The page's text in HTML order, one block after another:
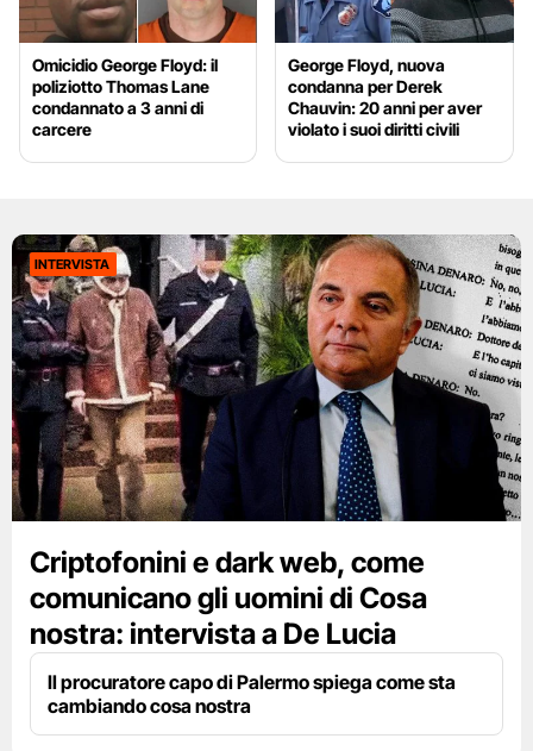
Omicidio George Floyd: il
poliziotto Thomas Lane
condannato a 3 anni di
carcere
George Floyd, nuova
condanna per Derek
Chauvin: 20 anni per aver
violato i suoi diritti civili
INTERVISTA
Criptofonini e dark web, come
comunicano gli uomini di Cosa
nostra: intervista a De Lucia
Il procuratore capo di Palermo spiega come sta
cambiando cosa nostra